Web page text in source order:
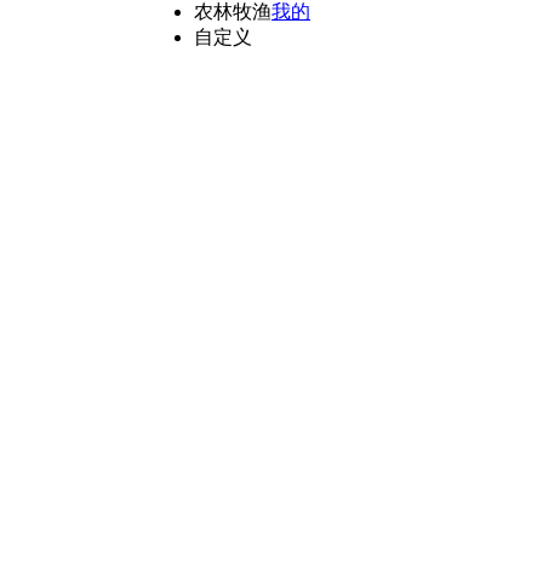
农林牧渔
自定义
我的